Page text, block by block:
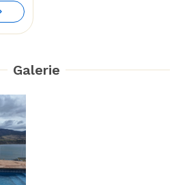
range:
$114.24
$129.82
Galerie